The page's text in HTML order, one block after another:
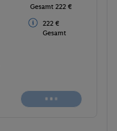
Gesamt 222 €
222 €
Gesamt